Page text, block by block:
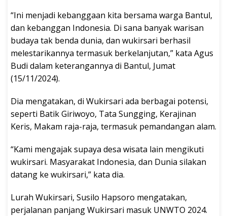
“Ini menjadi kebanggaan kita bersama warga Bantul,
dan kebanggan Indonesia. Di sana banyak warisan
budaya tak benda dunia, dan wukirsari berhasil
melestarikannya termasuk berkelanjutan,” kata Agus
Budi dalam keterangannya di Bantul, Jumat
(15/11/2024).
Dia mengatakan, di Wukirsari ada berbagai potensi,
seperti Batik Giriwoyo, Tata Sungging, Kerajinan
Keris, Makam raja-raja, termasuk pemandangan alam.
“Kami mengajak supaya desa wisata lain mengikuti
wukirsari. Masyarakat Indonesia, dan Dunia silakan
datang ke wukirsari,” kata dia.
Lurah Wukirsari, Susilo Hapsoro mengatakan,
perjalanan panjang Wukirsari masuk UNWTO 2024.